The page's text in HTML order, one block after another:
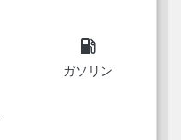
local_gas_station
ガソリン